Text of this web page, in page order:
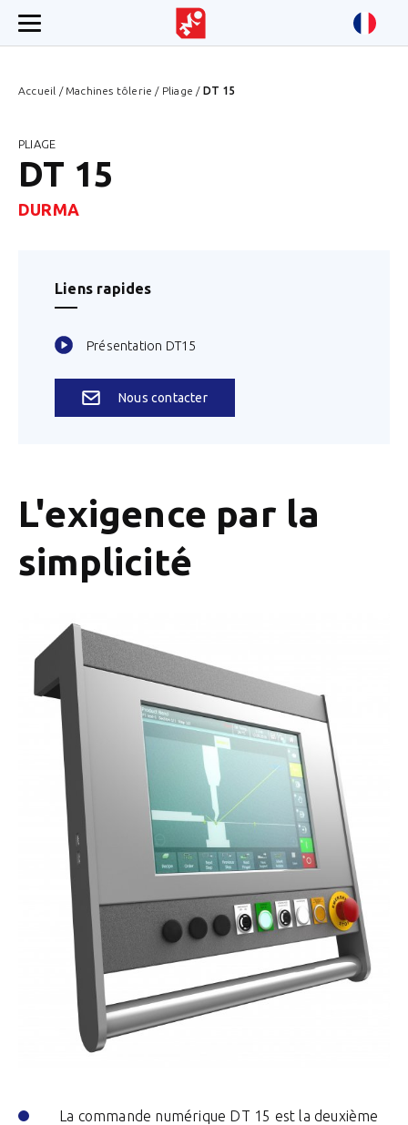
Accueil / Machines tôlerie / Pliage / DT 15
L'exigence par la
simplicité
La commande numérique DT 15 est la deuxième
PLIAGE
DT 15
DURMA
Liens rapides
Présentation DT15
Nous contacter